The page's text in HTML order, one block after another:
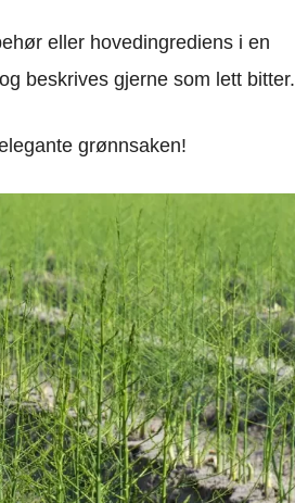
eller hovedingrediens i en
beskrives gjerne som lett bitter.
grønnsaken!